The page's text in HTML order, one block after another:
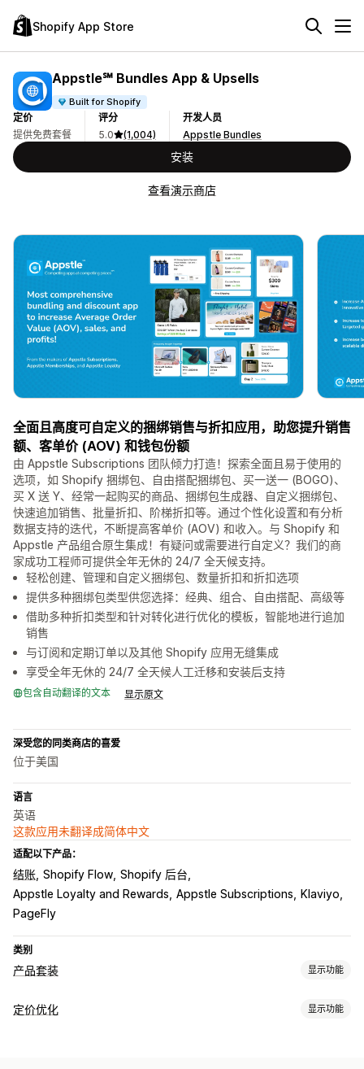
Shopify App Store
Appstle℠ Bundles App & Upsells
Built for Shopify
定价
提供免费套餐
评分
5.0
(1,004)
开发人员
Appstle Bundles
安装
查看演示商店
全面且高度可自定义的捆绑销售与折扣应用，助您提升销售
额、客单价 (AOV) 和钱包份额
由 Appstle Subscriptions 团队倾力打造！探索全面且易于使用的
选项，如 Shopify 捆绑包、自由搭配捆绑包、买一送一 (BOGO)、
买 X 送 Y、经常一起购买的商品、捆绑包生成器、自定义捆绑包、
快速追加销售、批量折扣、阶梯折扣等。通过个性化设置和有分析
数据支持的迭代，不断提高客单价 (AOV) 和收入。与 Shopify 和
Appstle 产品组合原生集成！有疑问或需要进行自定义？我们的商
家成功工程师可提供全年无休的 24/7 全天候支持。
轻松创建、管理和自定义捆绑包、数量折扣和折扣选项
提供多种捆绑包类型供您选择：经典、组合、自由搭配、高级等
借助多种折扣类型和针对转化进行优化的模板，智能地进行追加
销售
与订阅和定期订单以及其他 Shopify 应用无缝集成
享受全年无休的 24/7 全天候人工迁移和安装后支持
包含自动翻译的文本 显示原文
深受您的同类商店的喜爱
位于美国
语言
英语
这款应用未翻译成简体中文
适配以下产品：
结账 Shopify Flow Shopify 后台
Appstle Loyalty and Rewards Appstle Subscriptions
Klaviyo
PageFly
类别
产品套装 显示功能
套装类型
定价优化 显示功能